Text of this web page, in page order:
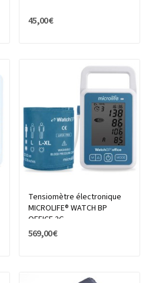
45,00 €
Tensiomètre électronique
MICROLIFE® WATCH BP
OFFICE 2G
569,00 €